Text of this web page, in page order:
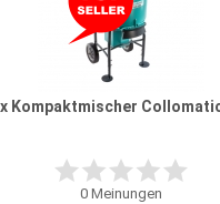
Kompaktmischer
0 Meinungen